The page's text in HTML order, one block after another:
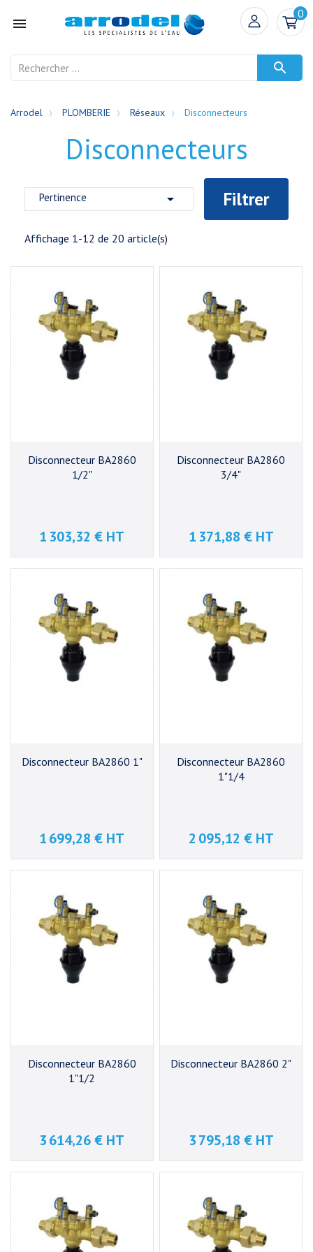

0

Arrodel PLOMBERIE Réseaux Disconnecteurs
Disconnecteurs
Pertinence  Filtrer
Affichage 1-12 de 20 article(s)
Disconnecteur BA2860
1/2"
Prix
1 303,32 € HT
Disconnecteur BA2860
3/4"
Prix
1 371,88 € HT
Disconnecteur BA2860 1"
Prix
1 699,28 € HT
Disconnecteur BA2860
1"1/4
Prix
2 095,12 € HT
Disconnecteur BA2860
1"1/2
Prix
3 614,26 € HT
Disconnecteur BA2860 2"
Prix
3 795,18 € HT